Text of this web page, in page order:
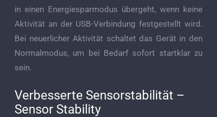
in einen Energiesparmodus übergeht, wenn keine
Aktivität an der USB-Verbindung festgestellt wird.
Bei neuerlicher Aktivität schaltet das Gerät in den
Normalmodus, um bei Bedarf sofort startklar zu
sein.
Verbesserte Sensorstabilität –
Sensor Stability